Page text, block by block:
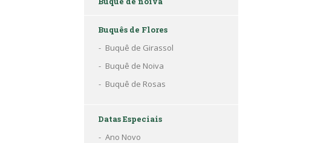
Buquês de Flores
Buquê de Girassol
Buquê de Noiva
Buquê de Rosas
Datas Especiais
Ano Novo